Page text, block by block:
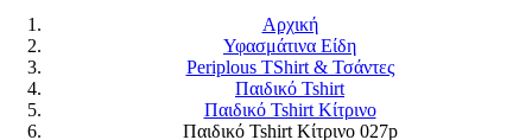
Αρχική
Υφασμάτινα Είδη
Periplous TShirt & Τσάντες
Παιδικό Tshirt
Παιδικό Tshirt Κίτρινο
Παιδικό Tshirt Κίτρινο 027p